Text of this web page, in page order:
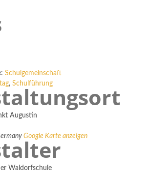
Schulgemeinschaft
, Schulführung
Augustin
Google Karte anzeigen
Waldorfschule